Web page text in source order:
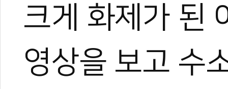
크게 화제가 된
영상을 보고 수